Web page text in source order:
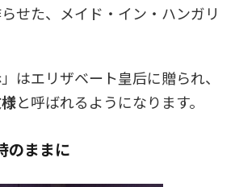
せた、メイド・イン・ハンガリ
はエリザベート皇后に贈られ、
と呼ばれるようになります。
のままに